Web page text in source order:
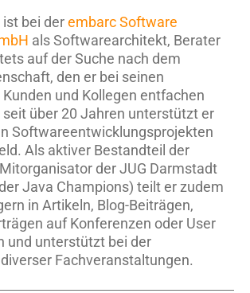
ist bei derembarc Software
als Softwarearchitekt, Berater
auf der Suche nach dem
den er bei seinen
und Kollegen entfachen
seit über 20 Jahren unterstützt er
Softwareentwicklungsprojekten
Als aktiver Bestandteil der
der JUG Darmstadt
Java Champions) teilt er zudem
in Artikeln, Blog-Beiträgen,
auf Konferenzen oder User
und unterstützt bei der
Fachveranstaltungen.